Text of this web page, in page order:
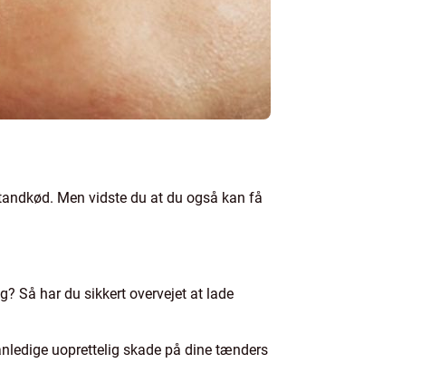
Men vidste du at du også kan få
Så har du sikkert overvejet at lade
uoprettelig skade på dine tænders